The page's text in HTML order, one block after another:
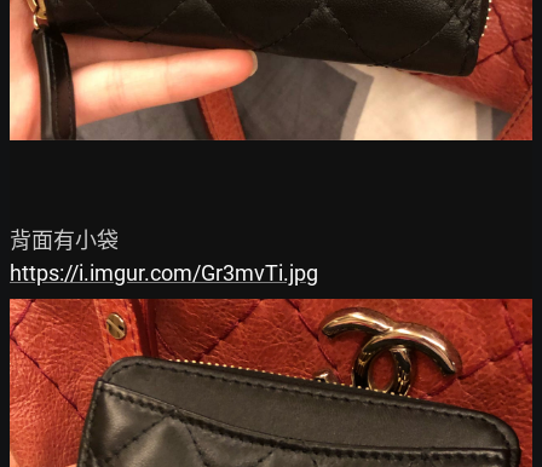
https://i.imgur.com/Gr3mvTi.jpg